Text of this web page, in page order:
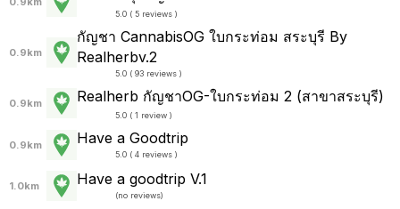
5.0 ( 5 reviews )
0.9km
กัญชา CannabisOG ใบกระท่อม สระบุรี By
Realherbv.2
5.0 ( 93 reviews )
0.9km Realherb กัญชาOG-ใบกระท่อม 2 (สาขาสระบุรี)
5.0 ( 1 review )
0.9km Have a Goodtrip
5.0 ( 4 reviews )
1.0km Have a goodtrip V.1
(no reviews)